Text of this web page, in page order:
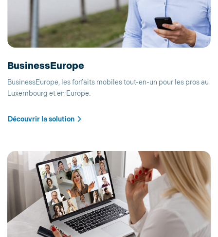
BusinessEurope
BusinessEurope, les forfaits mobiles tout-en-un pour les pros au
Luxembourg et en Europe.
Découvrir la solution